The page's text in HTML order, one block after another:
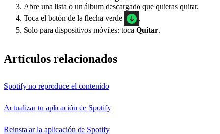
Abre una lista o un álbum descargado que quieras quitar.
Toca el botón de la flecha verde
.
Solo para dispositivos móviles: toca Quitar.
Artículos relacionados
Spotify no reproduce el contenido
Actualizar tu aplicación de Spotify
Reinstalar la aplicación de Spotify